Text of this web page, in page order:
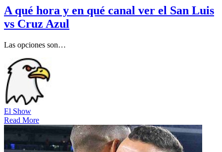
A qué hora y en qué canal ver el San Luis
vs Cruz Azul
Las opciones son…
El Show
Read More